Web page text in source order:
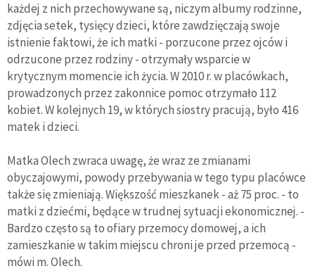
każdej z nich przechowywane są, niczym albumy rodzinne,
zdjęcia setek, tysięcy dzieci, które zawdzięczają swoje
istnienie faktowi, że ich matki - porzucone przez ojców i
odrzucone przez rodziny - otrzymały wsparcie w
krytycznym momencie ich życia. W 2010 r. w placówkach,
prowadzonych przez zakonnice pomoc otrzymało 112
kobiet. W kolejnych 19, w których siostry pracują, było 416
matek i dzieci.
Matka Olech zwraca uwagę, że wraz ze zmianami
obyczajowymi, powody przebywania w tego typu placówce
także się zmieniają. Większość mieszkanek - aż 75 proc. - to
matki z dziećmi, będące w trudnej sytuacji ekonomicznej. -
Bardzo często są to ofiary przemocy domowej, a ich
zamieszkanie w takim miejscu chroni je przed przemocą -
mówi m. Olech.